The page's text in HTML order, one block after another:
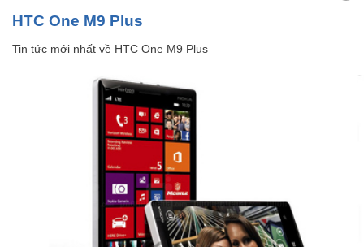
HTC One M9 Plus
Tin tức mới nhất về HTC One M9 Plus